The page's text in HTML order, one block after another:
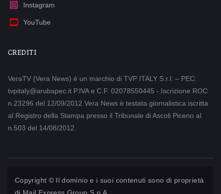
Instagram
YouTube
CREDITI
VeraTV (Vera News) è un marchio di TVP ITALY S.r.l. – PEC:
tvpitaly@arubapec.it P.IVA e C.F. 02078550445 - Iscrizione ROC
n.23296 del 12/09/2012 Vera News è testata giornalistica iscritta
al Registro della Stampa presso il Tribunale di Ascoli Piceno al
n.503 del 14/08/2012.
Copyright © Il dominio e i suoi contenuti sono di proprietà